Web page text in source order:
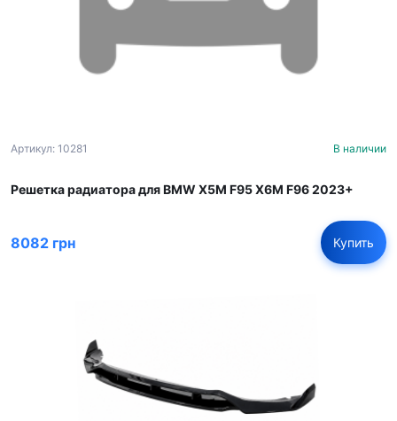
Артикул: 10281 В наличии
Решетка радиатора для BMW X5M F95 X6M F96 2023+
8082 грн Купить